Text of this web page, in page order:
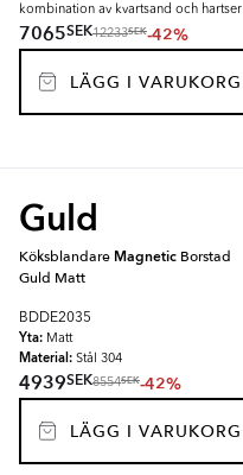
kombination av kvartsand och hartser
7065SEK12233SEK-42%
LÄGG I VARUKORG
Guld
Köksblandare Magnetic Borstad
Guld Matt
BDDE2035
Yta: Matt
Material: Stål 304
4939SEK8554SEK-42%
LÄGG I VARUKORG